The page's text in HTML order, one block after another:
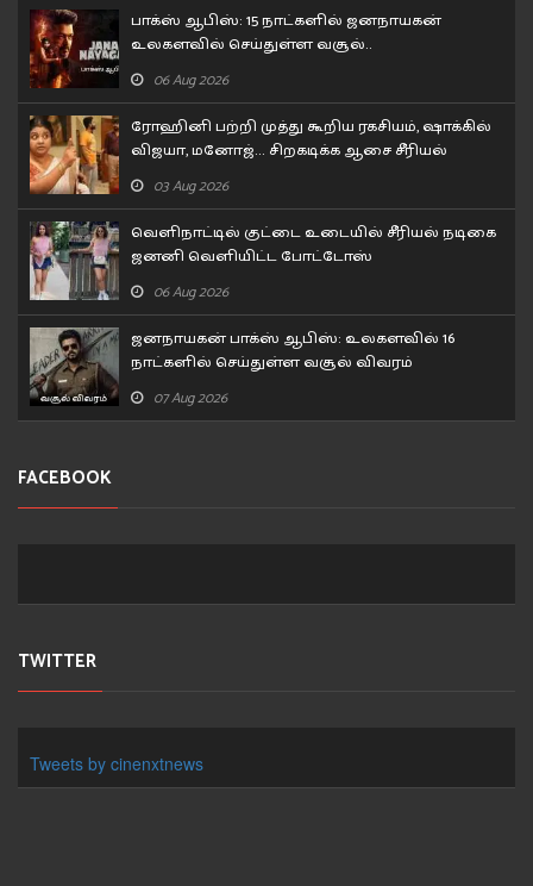
பாக்ஸ் ஆபிஸ்: 15 நாட்களில் ஜனநாயகன்
உலகளவில் செய்துள்ள வசூல்..
06 Aug 2026
ரோஹினி பற்றி முத்து கூறிய ரகசியம், ஷாக்கில்
விஜயா, மனோஜ்... சிறகடிக்க ஆசை சீரியல்
எபிசோட்
03 Aug 2026
வெளிநாட்டில் குட்டை உடையில் சீரியல் நடிகை
ஜனனி வெளியிட்ட போட்டோஸ்
06 Aug 2026
ஜனநாயகன் பாக்ஸ் ஆபிஸ்: உலகளவில் 16
நாட்களில் செய்துள்ள வசூல் விவரம்
07 Aug 2026
FACEBOOK
TWITTER
Tweets by cinenxtnews